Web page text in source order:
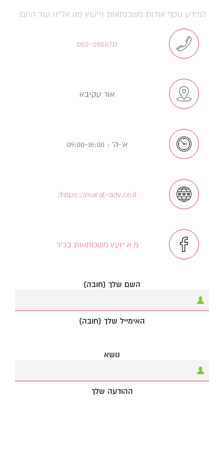
למידע נוסף אודות משכנתאות וייעוץ פנו אלינו עוד היום!
052-2858717
אור עקיבא
א'-ה' : 09:00-18:00
https://marat-adv.co.il/
מ.א יועץ משכנתאות בכיר
השם שלך (חובה)
האימייל שלך (חובה)
נושא
ההודעה שלך